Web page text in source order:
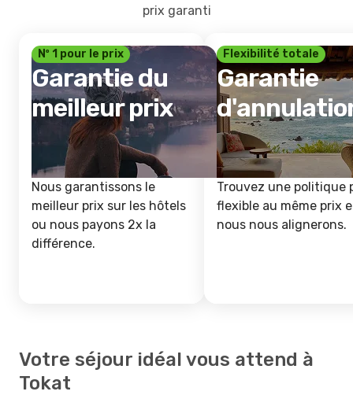
prix garanti
Nº 1 pour le prix
Garantie du
meilleur prix
Nous garantissons le
meilleur prix sur les hôtels
ou nous payons 2x la
différence.
Flexibilité totale
Garantie
Trouvez une politique
flexible au même prix
nous nous alignerons.
Votre séjour idéal vous attend à
Tokat